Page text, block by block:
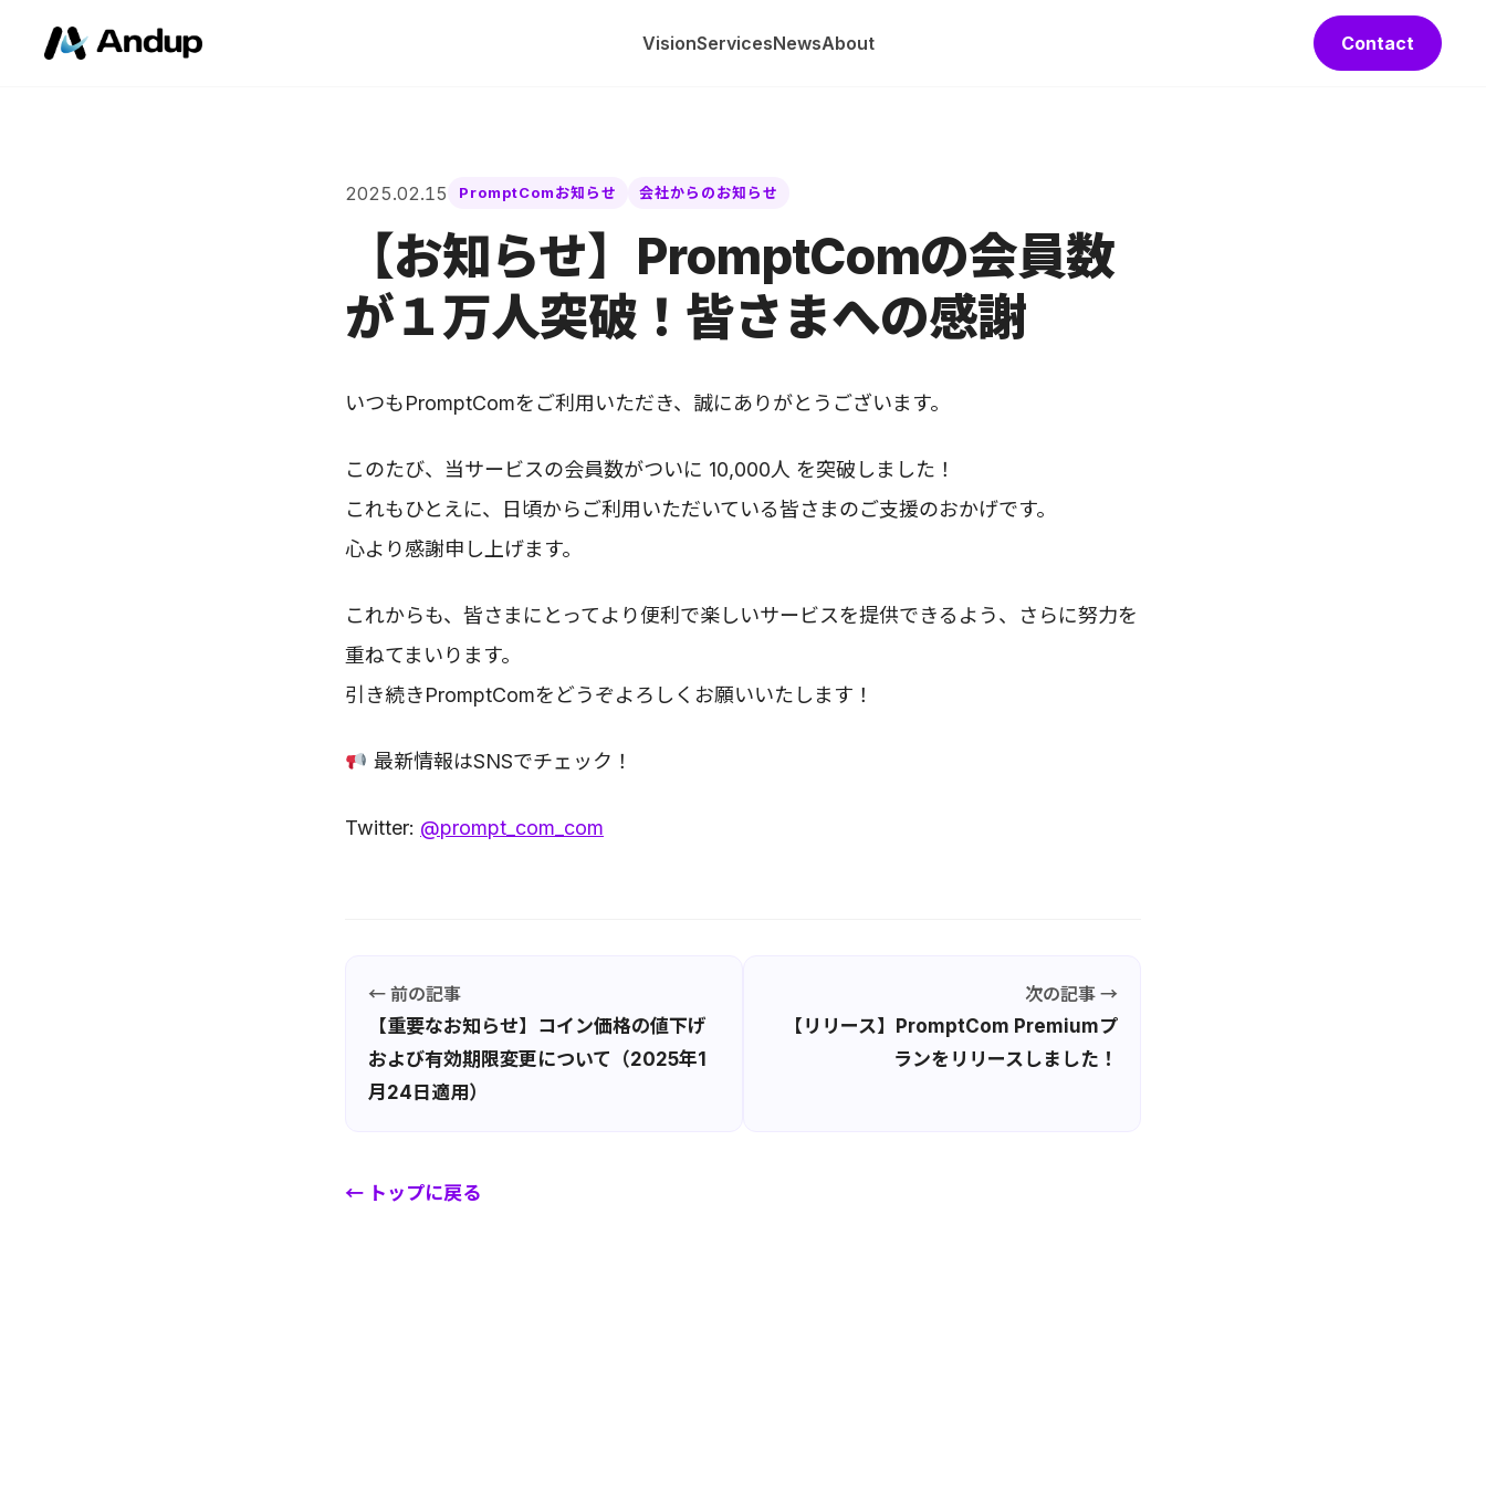
VisionServicesNewsAbout Contact
2025.02.15 PromptComお知らせ 会社からのお知らせ
【お知らせ】PromptComの会員数
が１万人突破！皆さまへの感謝
いつもPromptComをご利用いただき、誠にありがとうございます。
このたび、当サービスの会員数がついに 10,000人 を突破しました！
これもひとえに、日頃からご利用いただいている皆さまのご支援のおかげです。
心より感謝申し上げます。
これからも、皆さまにとってより便利で楽しいサービスを提供できるよう、さらに努力を
重ねてまいります。
引き続きPromptComをどうぞよろしくお願いいたします！
最新情報はSNSでチェック！
Twitter: @prompt_com_com
← 前の記事
【重要なお知らせ】コイン価格の値下げ
および有効期限変更について（2025年1
月24日適用）
次の記事 →
【リリース】PromptCom Premiumプ
ランをリリースしました！
← トップに戻る